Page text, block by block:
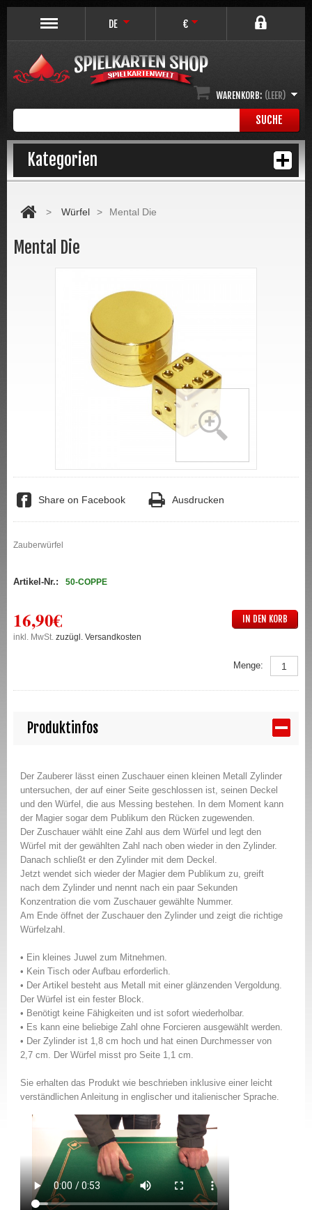
DE €
SUCHE
WARENKORB: (LEER)
Kategorien
> Würfel > Mental Die
Mental Die
Share on Facebook Ausdrucken
Zauberwürfel
Artikel-Nr.: 50-COPPE
16,90€
inkl. MwSt.zuzügl. Versandkosten
IN DEN KORB
Menge:
Produktinfos
Der Zauberer lässt einen Zuschauer einen kleinen Metall Zylinder
untersuchen, der auf einer Seite geschlossen ist, seinen Deckel
und den Würfel, die aus Messing bestehen. In dem Moment kann
der Magier sogar dem Publikum den Rücken zugewenden.
Der Zuschauer wählt eine Zahl aus dem Würfel und legt den
Würfel mit der gewählten Zahl nach oben wieder in den Zylinder.
Danach schließt er den Zylinder mit dem Deckel.
Jetzt wendet sich wieder der Magier dem Publikum zu, greift
nach dem Zylinder und nennt nach ein paar Sekunden
Konzentration die vom Zuschauer gewählte Nummer.
Am Ende öffnet der Zuschauer den Zylinder und zeigt die richtige
Würfelzahl.
• Ein kleines Juwel zum Mitnehmen.
• Kein Tisch oder Aufbau erforderlich.
• Der Artikel besteht aus Metall mit einer glänzenden Vergoldung.
Der Würfel ist ein fester Block.
• Benötigt keine Fähigkeiten und ist sofort wiederholbar.
• Es kann eine beliebige Zahl ohne Forcieren ausgewählt werden.
• Der Zylinder ist 1,8 cm hoch und hat einen Durchmesser von
2,7 cm. Der Würfel misst pro Seite 1,1 cm.
Sie erhalten das Produkt wie beschrieben inklusive einer leicht
verständlichen Anleitung in englischer und italienischer Sprache.